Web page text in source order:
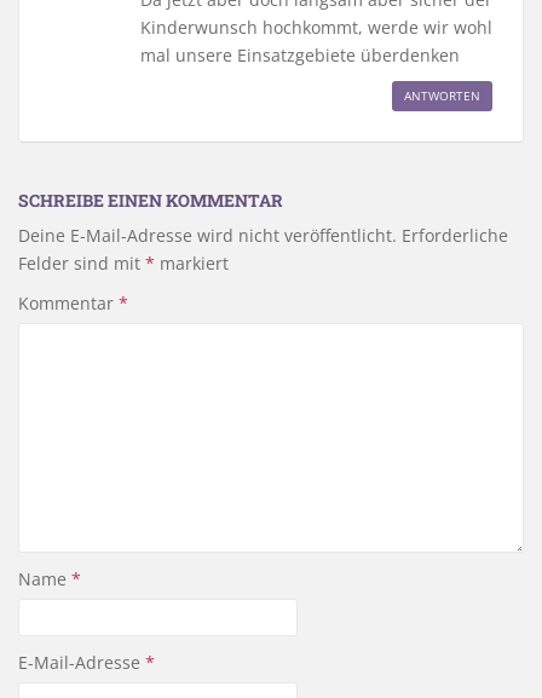
Kinderwunsch hochkommt, werde wir wohl
mal unsere Einsatzgebiete überdenken
ANTWORTEN
SCHREIBE EINEN KOMMENTAR
Deine E-Mail-Adresse wird nicht veröffentlicht. Erforderliche
Felder sind mit * markiert
Kommentar *
Name *
E-Mail-Adresse *